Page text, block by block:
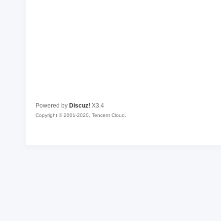
Powered by Discuz! X3.4
Copyright © 2001-2020, Tencent Cloud.